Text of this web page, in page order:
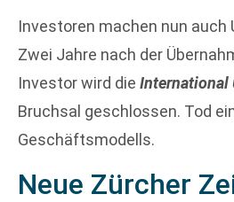
Investoren machen nun
Zwei Jahre nach der
Investor wird die International
Bruchsal geschlossen. Tod
Geschäftsmodells.
Neue Zürcher